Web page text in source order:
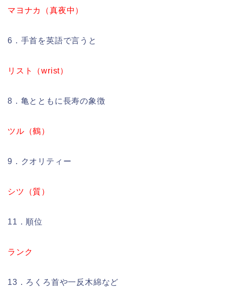
マヨナカ（真夜中）
6．手首を英語で言うと
リスト（wrist）
8．亀とともに長寿の象徴
ツル（鶴）
9．クオリティー
シツ（質）
11．順位
ランク
13．ろくろ首や一反木綿など